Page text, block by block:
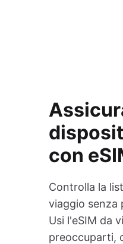
con
Controlla la
viaggio senza
Usi l'eSIM da
preoccuparti,